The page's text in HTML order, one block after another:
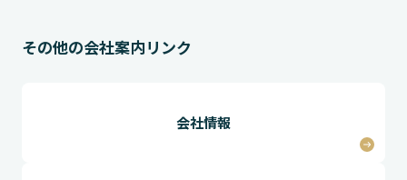
その他の会社案内リンク
会社情報